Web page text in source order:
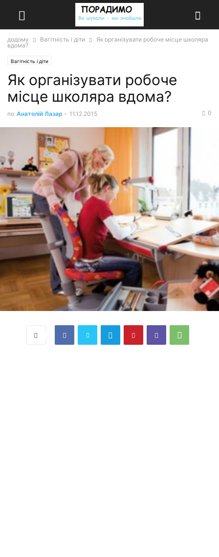
додому Вагітність і діти
Як організувати робоче місце школяра
вдома?
Вагітність і діти
Як організувати робоче
місце школяра вдома?
по Анатолій Лазар - 11.12.2015 0